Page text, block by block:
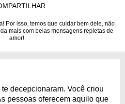
Por isso, temos que cuidar bem dele, não
mais com belas mensagens repletas de
amor!
decepcionaram. Você criou
pessoas oferecem aquilo que